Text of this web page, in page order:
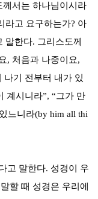
서는 하나님이시라
라고 요구하는가? 아
말한다. 그리스도께
, 처음과 나중이요,
나기 전부터 내가 있
계시니라”, “그가 만
느니라(by him all thi
고 말한다. 성경이 우
할 때 성경은 우리에